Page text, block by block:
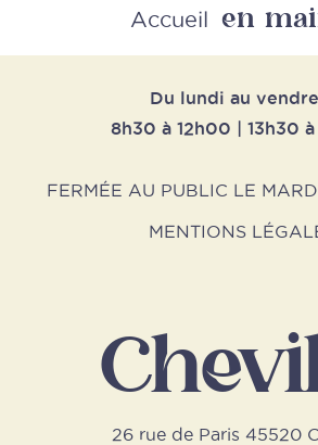
Retour
Accueil en
Du lundi au
8h30 à 12h00 | 13h30
FERMÉE AU PUBLIC LE
MENTIONS
26 rue de Paris 45520